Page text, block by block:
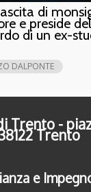
di
e preside
di un ex-
DALPONTE
Trento -
Trento
e